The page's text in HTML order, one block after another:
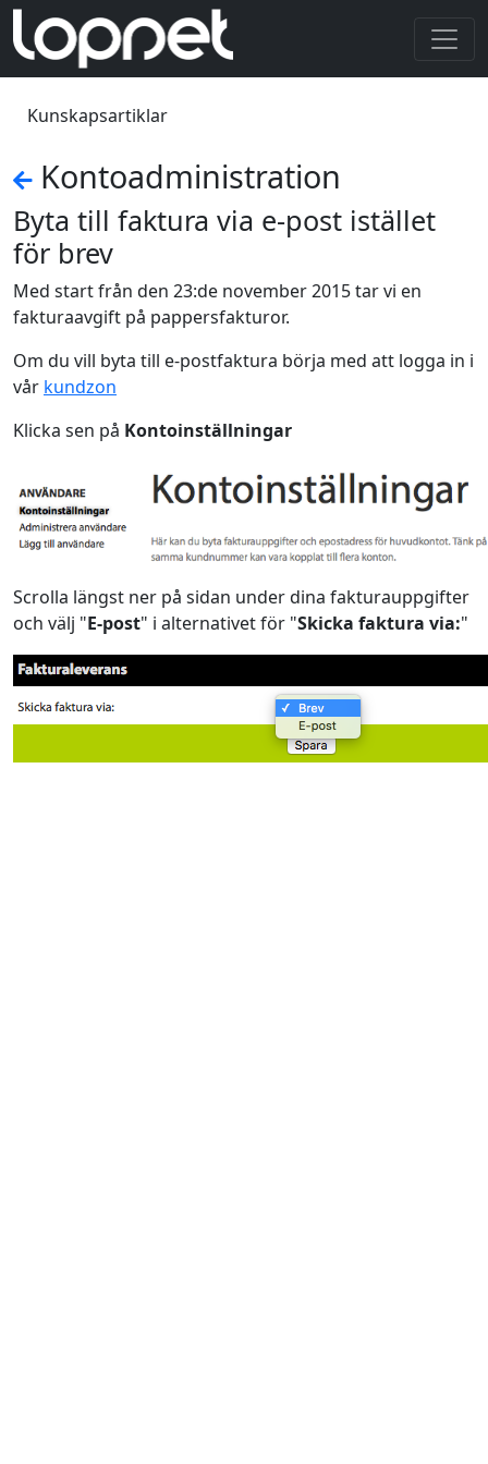
Kunskapsartiklar
Kontoadministration
Byta till faktura via e-post istället
för brev
Med start från den 23:de november 2015 tar vi en
fakturaavgift på pappersfakturor.
Om du vill byta till e-postfaktura börja med att logga in i
vår kundzon
Klicka sen på Kontoinställningar
Scrolla längst ner på sidan under dina fakturauppgifter
och välj "E-post" i alternativet för "Skicka faktura via:"